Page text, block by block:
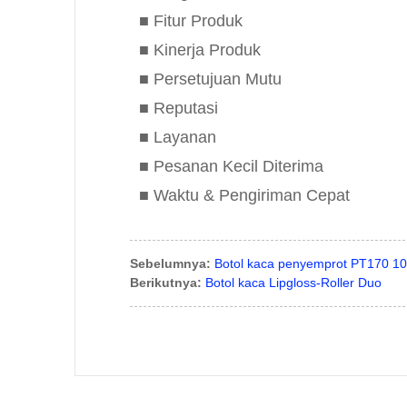
■ Fitur Produk
■ Kinerja Produk
■ Persetujuan Mutu
■ Reputasi
■ Layanan
■ Pesanan Kecil Diterima
■ Waktu & Pengiriman Cepat
Sebelumnya: Botol kaca penyemprot PT170
Berikutnya: Botol kaca Lipgloss-Roller Duo